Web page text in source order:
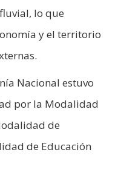
lo que
y el territorio
Nacional estuvo
por la Modalidad
de
de Educación